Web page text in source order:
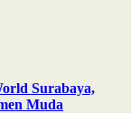
Surabaya,
Muda